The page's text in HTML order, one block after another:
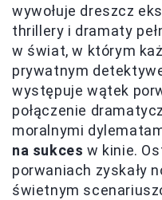
wywołuje dreszcz
thrillery i dramaty
w świat, w którym
prywatnym
występuje wątek
połączenie
moralnymi
na sukces w kinie.
porwaniach zyskały
świetnym